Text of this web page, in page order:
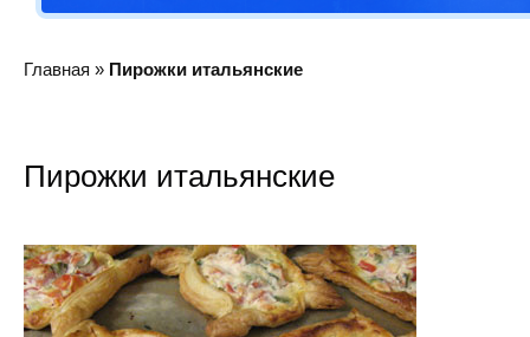
Главная » Пирожки итальянские
Пирожки итальянские